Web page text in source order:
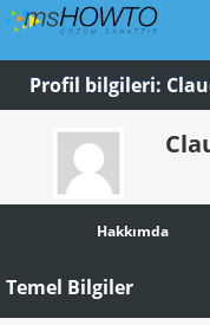
Profil bilgileri:
Hakkımda
Temel Bilgiler